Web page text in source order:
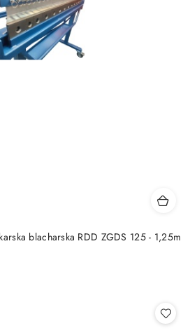
blacharska RDD ZGDS 125 - 1,25m